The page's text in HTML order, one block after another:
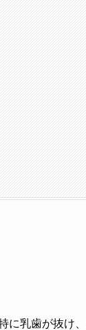
乳歯が抜け